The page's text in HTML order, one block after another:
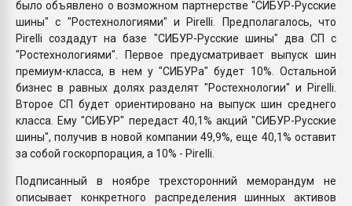
было объявлено о возможном партнерстве "СИБУР-Русские
шины" с "Ростехнологиями" и Pirelli. Предполагалось, что
Pirelli создадут на базе "СИБУР-Русские шины" два СП с
"Ростехнологиями". Первое предусматривает выпуск шин
премиум-класса, в нем у "СИБУРа" будет 10%. Остальной
бизнес в равных долях разделят "Ростехнологии" и Pirelli.
Второе СП будет ориентировано на выпуск шин среднего
класса. Ему "СИБУР" передаст 40,1% акций "СИБУР-Русские
шины", получив в новой компании 49,9%, еще 40,1% оставит
за собой госкорпорация, а 10% - Pirelli.
Подписанный в ноябре трехсторонний меморандум не
описывает конкретного распределения шинных активов